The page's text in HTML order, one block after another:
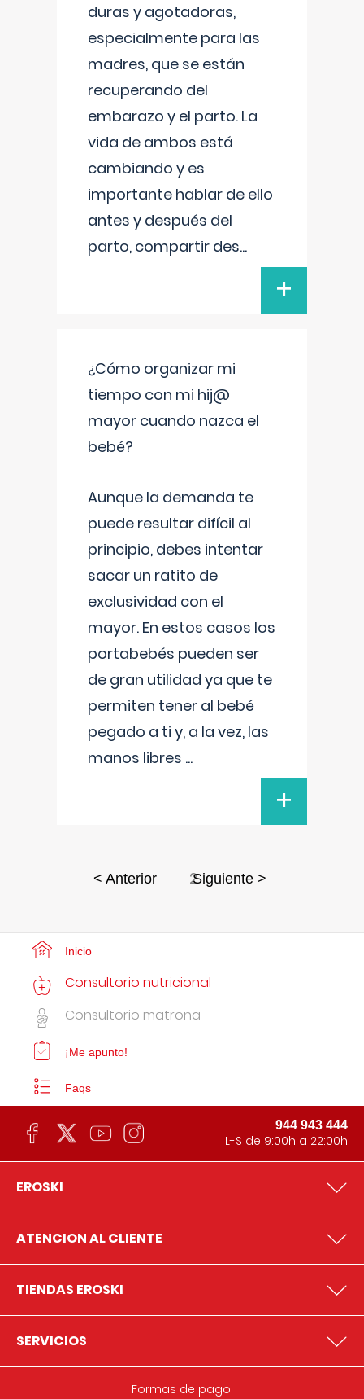
duras y agotadoras,
especialmente para las
madres, que se están
recuperando del
embarazo y el parto. La
vida de ambos está
cambiando y es
importante hablar de ello
antes y después del
parto, compartir des...
+
¿Cómo organizar mi
tiempo con mi hij@
mayor cuando nazca el
bebé?
Aunque la demanda te
puede resultar difícil al
principio, debes intentar
sacar un ratito de
exclusividad con el
mayor. En estos casos los
portabebés pueden ser
de gran utilidad ya que te
permiten tener al bebé
pegado a ti y, a la vez, las
manos libres ...
+
< Anterior 2Siguiente >
Inicio
Consultorio nutricional
Consultorio matrona
¡Me apunto!
Faqs
944 943 444
L-S de 9:00h a 22:00h
EROSKI
ATENCION AL CLIENTE
TIENDAS EROSKI
SERVICIOS
Formas de pago: